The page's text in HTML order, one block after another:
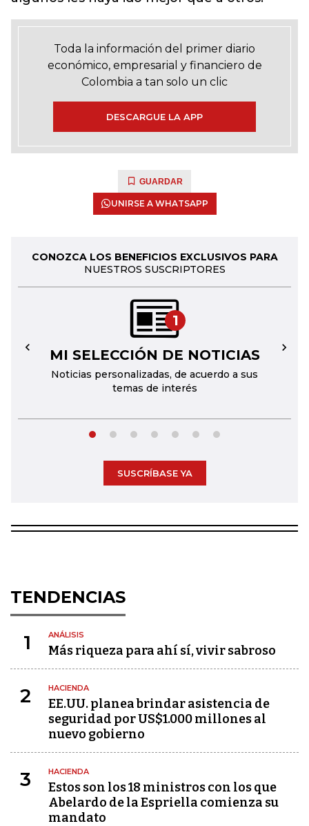
Toda la información del primer diario
económico, empresarial y financiero de
Colombia a tan solo un clic
DESCARGUE LA APP
GUARDAR
UNIRSE A WHATSAPP
CONOZCA LOS BENEFICIOS EXCLUSIVOS PARA
NUESTROS SUSCRIPTORES
1
MI SELECCIÓN DE NOTICIAS
Noticias personalizadas, de acuerdo a sus
temas de interés
← →
SUSCRÍBASE YA
TENDENCIAS
1 ANÁLISIS
Más riqueza para ahí sí, vivir sabroso
2 HACIENDA
EE.UU. planea brindar asistencia de
seguridad por US$1.000 millones al
nuevo gobierno
3 HACIENDA
Estos son los 18 ministros con los que
Abelardo de la Espriella comienza su
mandato